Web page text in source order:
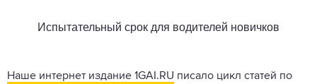
Испытательный срок для водителей новичков
Наше интернет издание 1GAI.RU писало цикл статей по